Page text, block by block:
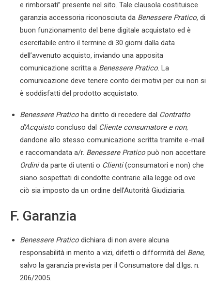
e rimborsati” presente nel sito. Tale clausola costituisce
garanzia accessoria riconosciuta da Benessere Pratico, di
buon funzionamento del bene digitale acquistato ed è
esercitabile entro il termine di 30 giorni dalla data
dell’avvenuto acquisto, inviando una apposita
comunicazione scritta a Benessere Pratico. La
comunicazione deve tenere conto dei motivi per cui non si
è soddisfatti del prodotto acquistato.
Benessere Pratico ha diritto di recedere dal Contratto
d’Acquisto concluso dal Cliente consumatore e non,
dandone allo stesso comunicazione scritta tramite e-mail
e raccomandata a/r. Benessere Pratico può non accettare
Ordinida parte di utenti o Clienti(consumatori e non) che
siano sospettati di condotte contrarie alla legge od ove
ciò sia imposto da un ordine dell’Autorità Giudiziaria.
F. Garanzia
Benessere Pratico dichiara di non avere alcuna
responsabilità in merito a vizi, difetti o difformità del Bene,
salvo la garanzia prevista per il Consumatore dal d.lgs. n.
206/2005.